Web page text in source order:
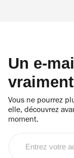
Un e-
vraiment
Vous ne pourrez
elle, découvrez
moment.